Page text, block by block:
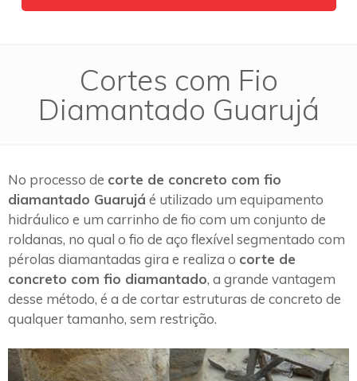
Cortes com Fio
Diamantado Guarujá
No processo de corte de concreto com fio
diamantado Guarujá é utilizado um equipamento
hidráulico e um carrinho de fio com um conjunto de
roldanas, no qual o fio de aço flexível segmentado com
pérolas diamantadas gira e realiza o corte de
concreto com fio diamantado, a grande vantagem
desse método, é a de cortar estruturas de concreto de
qualquer tamanho, sem restrição.